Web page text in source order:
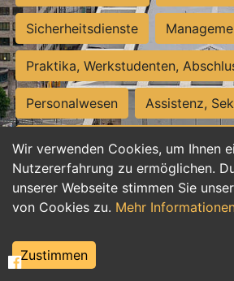
Wir verwenden Cookies, um Ihnen
Nutzererfahrung zu ermöglichen.
unserer Webseite stimmen Sie
von Cookies zu. Mehr
Zustimmen
Sicherheitsdienste
Praktika, Werkstudenten,
Personalwesen Assistenz,
Hilfskräfte, Aushilfs- und
Einkauf, Logistik,
Weiterbildung, Studium, duale
Tourismus